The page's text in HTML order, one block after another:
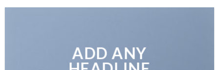
ADD ANY